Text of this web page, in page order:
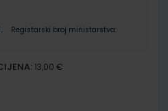
Registarski broj ministarstva:
13,00 €